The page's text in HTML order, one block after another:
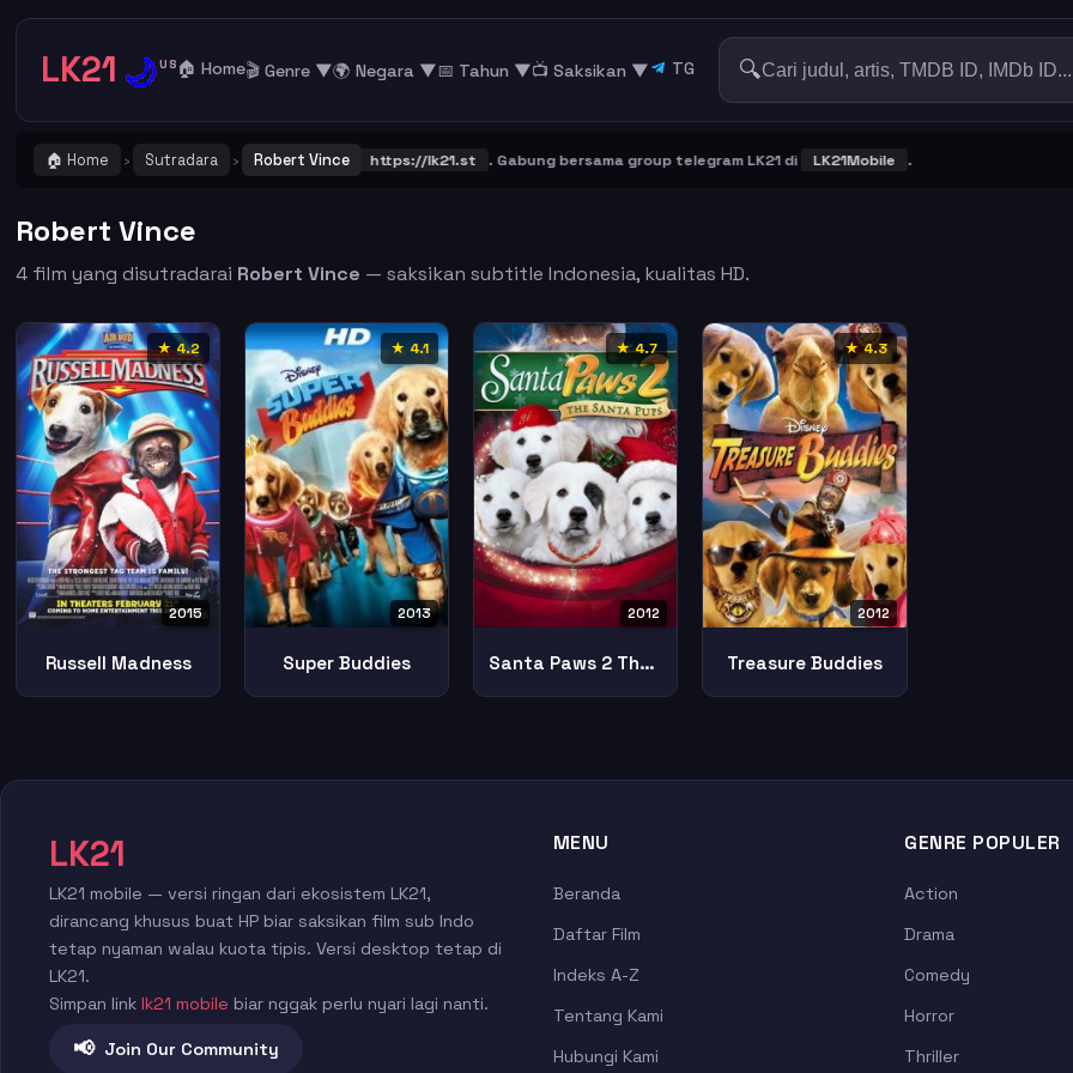
LK21 🌙US 🏠 Home🎬 Genre ▼🌍 Negara ▼📅 Tahun ▼📺 Saksikan ▼ TG 🔍
🏠 Home › Sutradara › Robert Vince
! Catat dan Bookmark alamat URL LK21 https://lk21.st . Gabung bersama group telegram LK21 di LK21Mobile .
Robert Vince
4 film yang disutradarai Robert Vince — saksikan subtitle Indonesia, kualitas HD.
★ 4.2
2015
Russell Madness
★ 4.1
2013
Super Buddies
★ 4.7
2012
Santa Paws 2 The Santa Pups
★ 4.3
2012
Treasure Buddies
LK21
LK21 mobile — versi ringan dari ekosistem LK21,
dirancang khusus buat HP biar saksikan film sub Indo
tetap nyaman walau kuota tipis. Versi desktop tetap di
LK21.
Simpan link lk21 mobile biar nggak perlu nyari lagi nanti.
📢 Join Our Community
MENU
Beranda
Daftar Film
Indeks A-Z
Tentang Kami
Hubungi Kami
GENRE POPULER
Action
Drama
Comedy
Horror
Thriller